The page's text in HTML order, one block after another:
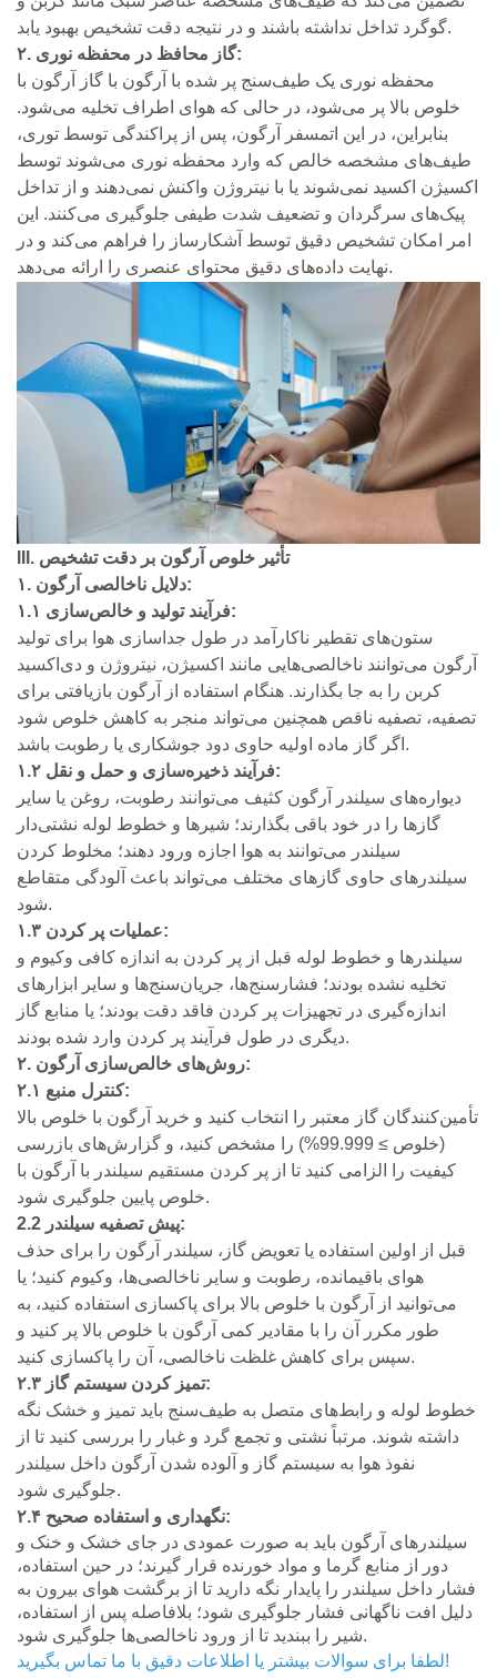
گوگرد تداخل نداشته باشند و در نتیجه دقت تشخیص بهبود یابد.
۲. گاز محافظ در محفظه نوری:
محفظه نوری یک طیف‌سنج پر شده با آرگون با گاز آرگون با
خلوص بالا پر می‌شود، در حالی که هوای اطراف تخلیه می‌شود.
بنابراین، در این اتمسفر آرگون، پس از پراکندگی توسط توری،
طیف‌های مشخصه خالص که وارد محفظه نوری می‌شوند توسط
اکسیژن اکسید نمی‌شوند یا با نیتروژن واکنش نمی‌دهند و از تداخل
پیک‌های سرگردان و تضعیف شدت طیفی جلوگیری می‌کنند. این
امر امکان تشخیص دقیق توسط آشکارساز را فراهم می‌کند و در
نهایت داده‌های دقیق محتوای عنصری را ارائه می‌دهد.
III. تأثیر خلوص آرگون بر دقت تشخیص
۱. دلایل ناخالصی آرگون:
۱.۱ فرآیند تولید و خالص‌سازی:
ستون‌های تقطیر ناکارآمد در طول جداسازی هوا برای تولید
آرگون می‌توانند ناخالصی‌هایی مانند اکسیژن، نیتروژن و دی‌اکسید
کربن را به جا بگذارند. هنگام استفاده از آرگون بازیافتی برای
تصفیه، تصفیه ناقص همچنین می‌تواند منجر به کاهش خلوص شود
اگر گاز ماده اولیه حاوی دود جوشکاری یا رطوبت باشد.
۱.۲ فرآیند ذخیره‌سازی و حمل و نقل:
دیواره‌های سیلندر آرگون کثیف می‌توانند رطوبت، روغن یا سایر
گازها را در خود باقی بگذارند؛ شیرها و خطوط لوله نشتی‌دار
سیلندر می‌توانند به هوا اجازه ورود دهند؛ مخلوط کردن
سیلندرهای حاوی گازهای مختلف می‌تواند باعث آلودگی متقاطع
شود.
۱.۳ عملیات پر کردن:
سیلندرها و خطوط لوله قبل از پر کردن به اندازه کافی وکیوم و
تخلیه نشده بودند؛ فشارسنج‌ها، جریان‌سنج‌ها و سایر ابزارهای
اندازه‌گیری در تجهیزات پر کردن فاقد دقت بودند؛ یا منابع گاز
دیگری در طول فرآیند پر کردن وارد شده بودند.
۲. روش‌های خالص‌سازی آرگون:
۲.۱ کنترل منبع:
تأمین‌کنندگان گاز معتبر را انتخاب کنید و خرید آرگون با خلوص بالا
(خلوص ≥ 99.999%) را مشخص کنید، و گزارش‌های بازرسی
کیفیت را الزامی کنید تا از پر کردن مستقیم سیلندر با آرگون با
خلوص پایین جلوگیری شود.
2.2 پیش تصفیه سیلندر:
قبل از اولین استفاده یا تعویض گاز، سیلندر آرگون را برای حذف
هوای باقیمانده، رطوبت و سایر ناخالصی‌ها، وکیوم کنید؛ یا
می‌توانید از آرگون با خلوص بالا برای پاکسازی استفاده کنید، به
طور مکرر آن را با مقادیر کمی آرگون با خلوص بالا پر کنید و
سپس برای کاهش غلظت ناخالصی، آن را پاکسازی کنید.
۲.۳ تمیز کردن سیستم گاز:
خطوط لوله و رابط‌های متصل به طیف‌سنج باید تمیز و خشک نگه
داشته شوند. مرتباً نشتی و تجمع گرد و غبار را بررسی کنید تا از
نفوذ هوا به سیستم گاز و آلوده شدن آرگون داخل سیلندر
جلوگیری شود.
۲.۴ نگهداری و استفاده صحیح:
سیلندرهای آرگون باید به صورت عمودی در جای خشک و خنک و
دور از منابع گرما و مواد خورنده قرار گیرند؛ در حین استفاده،
فشار داخل سیلندر را پایدار نگه دارید تا از برگشت هوای بیرون به
دلیل افت ناگهانی فشار جلوگیری شود؛ بلافاصله پس از استفاده،
شیر را ببندید تا از ورود ناخالصی‌ها جلوگیری شود.
لطفا برای سوالات بیشتر یا اطلاعات دقیق با ما تماس بگیرید!